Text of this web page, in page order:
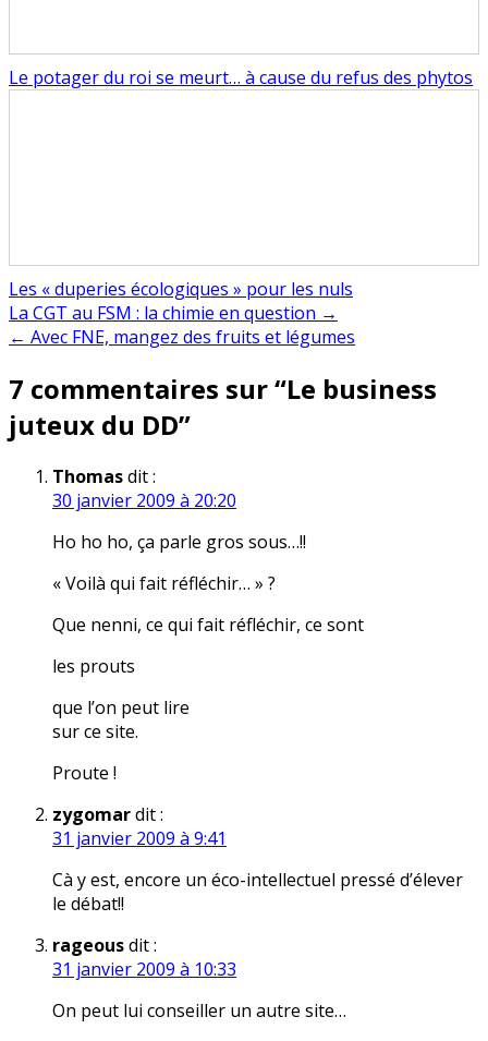
Le potager du roi se meurt… à cause du refus des phytos
Les « duperies écologiques » pour les nuls
Navigation
de
l’article
La CGT au FSM : la chimie en question →
← Avec FNE, mangez des fruits et légumes
7 commentaires sur “Le business
juteux du DD”
Thomasdit :
30 janvier 2009 à 20:20
Ho ho ho, ça parle gros sous…!!
« Voilà qui fait réfléchir… » ?
Que nenni, ce qui fait réfléchir, ce sont
les prouts
que l’on peut lire
sur ce site.
Proute !
zygomardit :
31 janvier 2009 à 9:41
Cà y est, encore un éco-intellectuel pressé d’élever
le débat!!
rageousdit :
31 janvier 2009 à 10:33
On peut lui conseiller un autre site…